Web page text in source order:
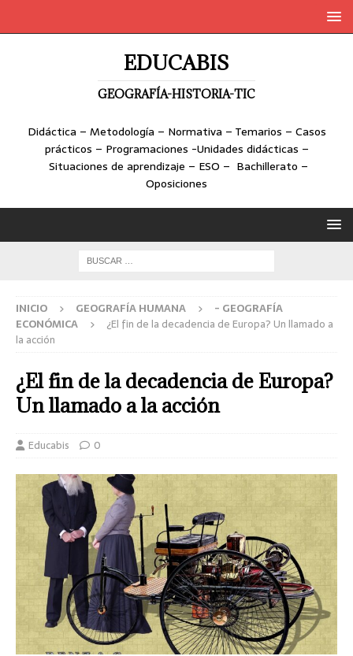
EDUCABIS
GEOGRAFÍA-HISTORIA-TIC
Didáctica – Metodología – Normativa – Temarios – Casos
prácticos – Programaciones -Unidades didácticas –
Situaciones de aprendizaje – ESO – Bachillerato –
Oposiciones
INICIO GEOGRAFÍA HUMANA
- GEOGRAFÍA
ECONÓMICA
¿El fin de la decadencia de Europa? Un llamado a
la acción
¿El fin de la decadencia de Europa?
Un llamado a la acción
Educabis 0